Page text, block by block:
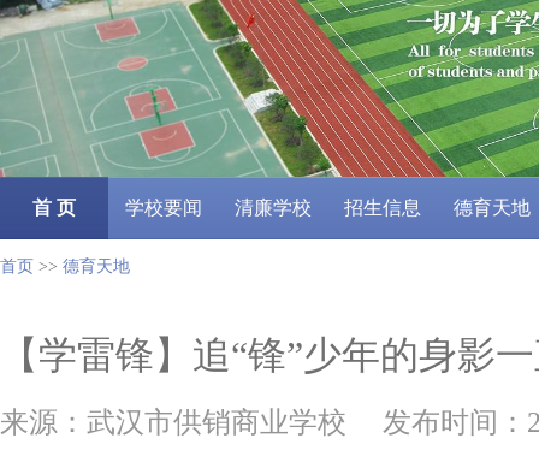
首 页 学校要闻 清廉学校 招生信息 德育天地
首页 >> 德育天地
【学雷锋】追“锋”少年的身影
来源：武汉市供销商业学校 发布时间